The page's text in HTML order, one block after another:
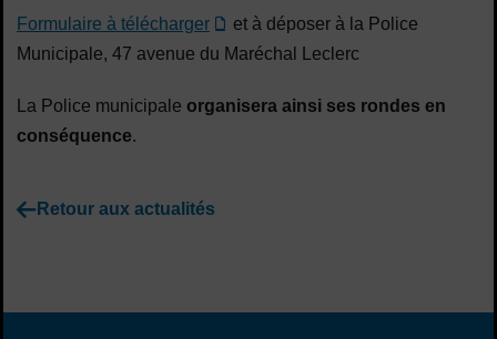
Formulaire à télécharger
et à déposer à la Police
Municipale, 47 avenue du Maréchal Leclerc
La Police municipale organisera ainsi ses rondes en
conséquence.
Retour aux actualités